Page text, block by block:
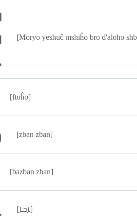
[Moryo yeshuĉ mshiĥo bro d'aloho
[ftoĥo]
[zban zban]
[bazban zban]
[ܐܒܐ]